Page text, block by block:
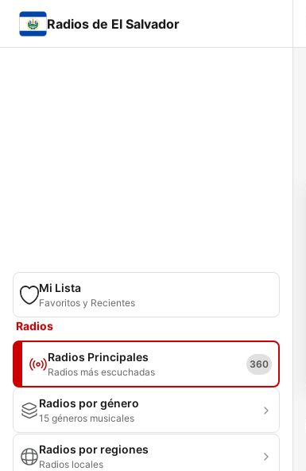
Radios de El Salvador
Mi Lista
Favoritos y Recientes
Radios
Radios Principales
Radios más escuchadas
360
Radios por género
15 géneros musicales
Radios por regiones
Radios locales